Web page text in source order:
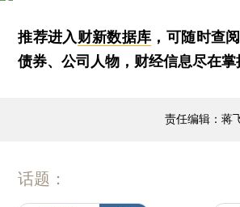
推荐进入财新数据库 ，可随时查
债券、公司人物，财经信息尽在掌
责任编辑：蒋
话题：